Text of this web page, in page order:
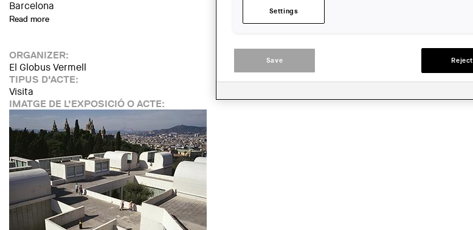
Barcelona
Read more
ORGANIZER:
El Globus Vermell
TIPUS D'ACTE:
Visita
IMATGE DE L'EXPOSICIÓ O ACTE:
Settings
Save Reject